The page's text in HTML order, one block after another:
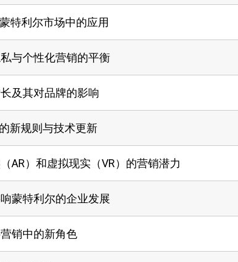
特利尔市场中的应用
与个性化营销的平衡
及其对品牌的影响
新规则与技术更新
AR）和虚拟现实（VR）的营销潜力
蒙特利尔的企业发展
销中的新角色